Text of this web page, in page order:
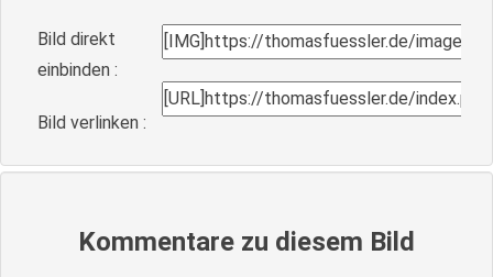
Bild direkt
einbinden :
Bild verlinken :
Kommentare zu diesem Bild